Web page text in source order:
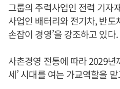
그룹의 주력사업인 전력 기자
사업인 배터리와 전기차, 반도
손잡이 경영’을 강조하고 있다.
사촌경영 전통에 따라 2029년
세’ 시대를 여는 가교역할을